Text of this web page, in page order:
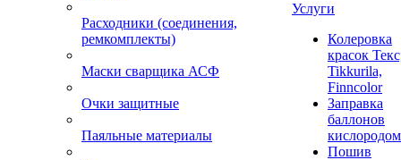
Расходники (соединения,
ремкомплекты)
Маски сварщика АСФ
Очки защитные
Паяльные материалы
Услуги
Колеровка
красок
Tikkurila,
Finncolor
Заправка
баллонов
кислородом
Пошив